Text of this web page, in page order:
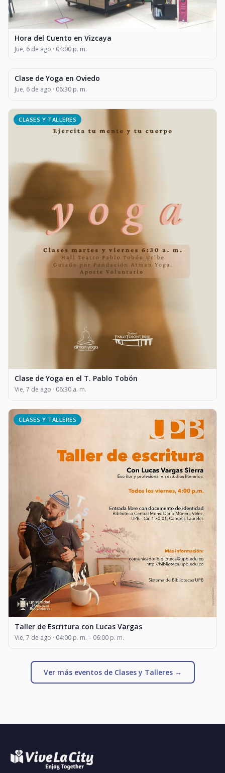
Hora del Cuento en Vizcaya
Jue, 6 de ago · 04:00 p. m.
CLASES Y TALLERES
Clase de Yoga en Oviedo
Jue, 6 de ago · 06:30 p. m.
CLASES Y TALLERES
Clase de Yoga en el T. Pablo Tobón
Vie, 7 de ago · 06:30 a. m.
CLASES Y TALLERES
Taller de Escritura con Lucas Vargas
Vie, 7 de ago · 04:00 p. m. – 06:00 p. m.
Ver más eventos de Clases y Talleres →